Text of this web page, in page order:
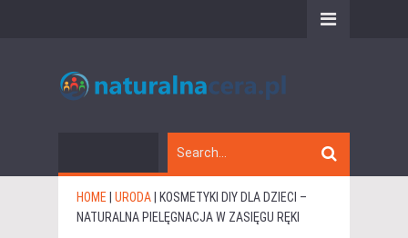
HOME URODA
KOSMETYKI DIY DLA DZIECI –
NATURALNA PIELĘGNACJA W ZASIĘGU RĘKI